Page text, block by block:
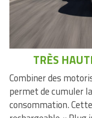
TRÈS
Combiner des
permet de cumuler
consommation.